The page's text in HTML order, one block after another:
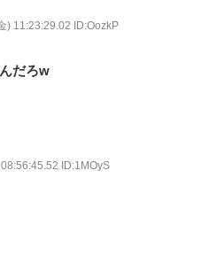
ばかりしてたんで違う系統
テナ
) 11:23:29.02 ID:OozkP
だろw
ID:1MOyS